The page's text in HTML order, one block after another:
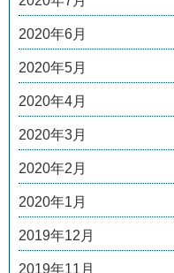
2020年6月
2020年5月
2020年4月
2020年3月
2020年2月
2020年1月
2019年12月
2019年11月